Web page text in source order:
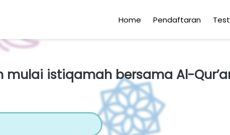
Home Pendaftaran
mulai istiqamah bersama Al-